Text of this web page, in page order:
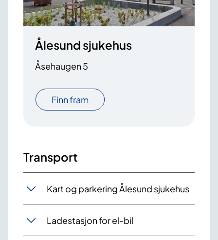
Ålesund sjukehus
Åsehaugen 5
Finn fram
Transport
Kart og parkering Ålesund sjukehus
Ladestasjon for el-bil